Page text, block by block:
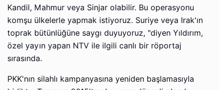
Kandil, Mahmur veya Sinjar olabilir. Bu operasyonu
komşu ülkelerle yapmak istiyoruz. Suriye veya Irak'ın
toprak bütünlüğüne saygı duyuyoruz, "diyen Yıldırım,
özel yayın yapan NTV ile ilgili canlı bir röportaj
sırasında.
PKK'nın silahlı kampanyasına yeniden başlamasıyla